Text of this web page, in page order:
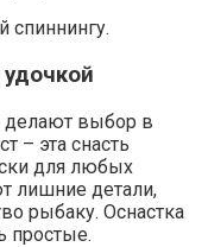
спиннингу.
делают выбор в
– эта снасть
для любых
лишние детали,
рыбаку. Оснастка
простые.